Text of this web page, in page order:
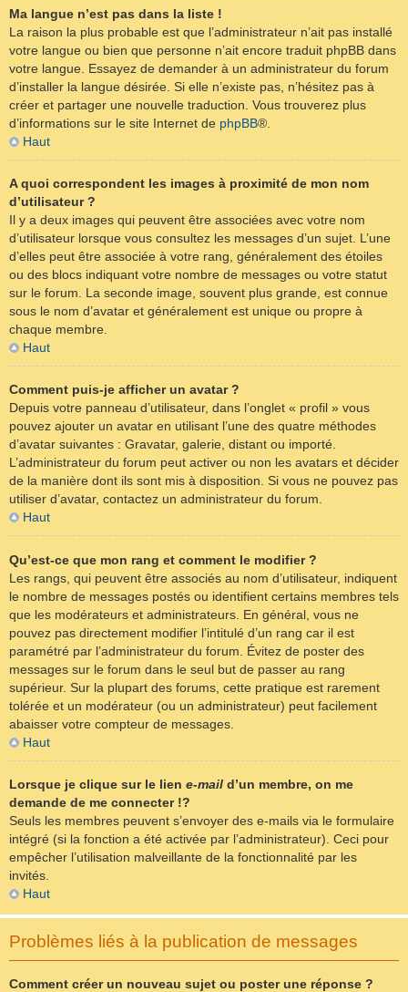
Ma langue n’est pas dans la liste !
La raison la plus probable est que l’administrateur n’ait pas installé
votre langue ou bien que personne n’ait encore traduit phpBB dans
votre langue. Essayez de demander à un administrateur du forum
d’installer la langue désirée. Si elle n’existe pas, n’hésitez pas à
créer et partager une nouvelle traduction. Vous trouverez plus
d’informations sur le site Internet de phpBB®.
Haut
A quoi correspondent les images à proximité de mon nom
d’utilisateur ?
Il y a deux images qui peuvent être associées avec votre nom
d’utilisateur lorsque vous consultez les messages d’un sujet. L’une
d’elles peut être associée à votre rang, généralement des étoiles
ou des blocs indiquant votre nombre de messages ou votre statut
sur le forum. La seconde image, souvent plus grande, est connue
sous le nom d’avatar et généralement est unique ou propre à
chaque membre.
Haut
Comment puis-je afficher un avatar ?
Depuis votre panneau d’utilisateur, dans l’onglet « profil » vous
pouvez ajouter un avatar en utilisant l’une des quatre méthodes
d’avatar suivantes : Gravatar, galerie, distant ou importé.
L’administrateur du forum peut activer ou non les avatars et décider
de la manière dont ils sont mis à disposition. Si vous ne pouvez pas
utiliser d’avatar, contactez un administrateur du forum.
Haut
Qu’est-ce que mon rang et comment le modifier ?
Les rangs, qui peuvent être associés au nom d’utilisateur, indiquent
le nombre de messages postés ou identifient certains membres tels
que les modérateurs et administrateurs. En général, vous ne
pouvez pas directement modifier l’intitulé d’un rang car il est
paramétré par l’administrateur du forum. Évitez de poster des
messages sur le forum dans le seul but de passer au rang
supérieur. Sur la plupart des forums, cette pratique est rarement
tolérée et un modérateur (ou un administrateur) peut facilement
abaisser votre compteur de messages.
Haut
Lorsque je clique sur le lien e-mail d’un membre, on me
demande de me connecter !?
Seuls les membres peuvent s’envoyer des e-mails via le formulaire
intégré (si la fonction a été activée par l’administrateur). Ceci pour
empêcher l’utilisation malveillante de la fonctionnalité par les
invités.
Haut
Problèmes liés à la publication de messages
Comment créer un nouveau sujet ou poster une réponse ?